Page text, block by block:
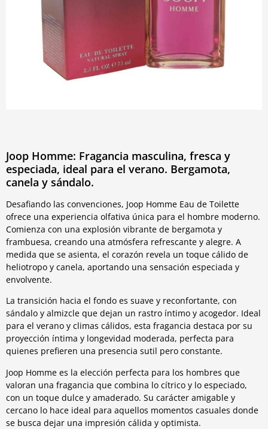
Joop Homme: Fragancia masculina, fresca y
especiada, ideal para el verano. Bergamota,
canela y sándalo.
Desafiando las convenciones, Joop Homme Eau de Toilette
ofrece una experiencia olfativa única para el hombre moderno.
Comienza con una explosión vibrante de bergamota y
frambuesa, creando una atmósfera refrescante y alegre. A
medida que se asienta, el corazón revela un toque cálido de
heliotropo y canela, aportando una sensación especiada y
envolvente.
La transición hacia el fondo es suave y reconfortante, con
sándalo y almizcle que dejan un rastro íntimo y acogedor. Ideal
para el verano y climas cálidos, esta fragancia destaca por su
proyección íntima y longevidad moderada, perfecta para
quienes prefieren una presencia sutil pero constante.
Joop Homme es la elección perfecta para los hombres que
valoran una fragancia que combina lo cítrico y lo especiado,
con un toque dulce y amaderado. Su carácter amigable y
cercano lo hace ideal para aquellos momentos casuales donde
se busca dejar una impresión cálida y optimista.